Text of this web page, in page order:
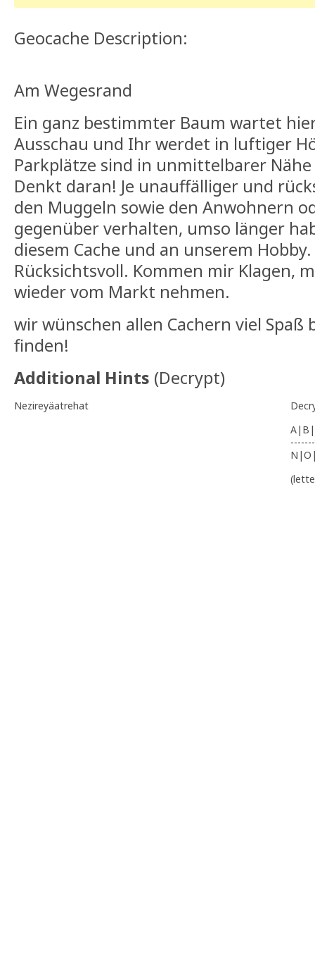
Geocache Description:
Am Wegesrand
Ein ganz bestimmter Baum wartet
Ausschau und Ihr werdet in luftiger
Parkplätze sind in unmittelbarer
Denkt daran! Je unauffälliger und
den Muggeln sowie den Anwohnern
gegenüber verhalten, umso länger
diesem Cache und an unserem
Rücksichtsvoll. Kommen mir Klagen,
wieder vom Markt nehmen.
wir wünschen allen Cachern viel Spaß
finden!
Additional Hints (Decrypt)
Nezireyäatrehat